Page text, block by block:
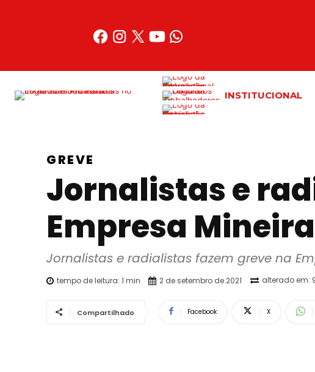
INSTITUCIONAL
GREVE
Jornalistas e
Empresa
Jornalistas e radialistas fazem greve na
tempo de leitura: 1 min. 2 de setembro de 2021 alterado em:
Compartilhado Facebook X